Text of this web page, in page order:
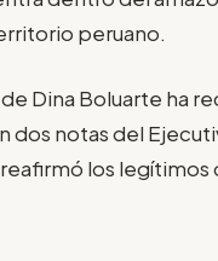
peruano.
Dina Boluarte ha
notas del
los